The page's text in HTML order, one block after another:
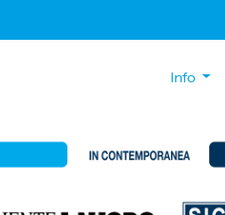
Info